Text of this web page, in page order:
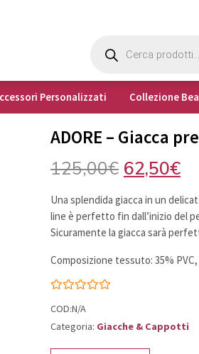
search
Personalizzati Collezione
ADORE – Giacca
125,00€ Il
prezzo
originale
era:
125,00€.
62,50€Il
è:
Una splendida giacca in un
line è perfetto fin dall’inizio del
Sicuramente la giacca sarà
Composizione tessuto: 35%
COD:N/A
Categoria: Giacche & Cappotti